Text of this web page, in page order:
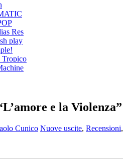
Res
play
Tropico
e la Violenza”
Cunico Nuove uscite, Recensioni,